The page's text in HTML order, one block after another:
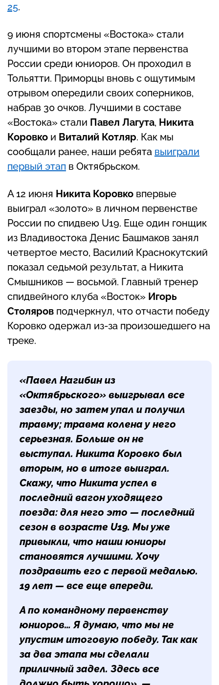
25.
9 июня спортсмены «Востока» стали
лучшими во втором этапе первенства
России среди юниоров. Он проходил в
Тольятти. Приморцы вновь с ощутимым
отрывом опередили своих соперников,
набрав 30 очков. Лучшими в составе
«Востока» стали Павел Лагута, Никита
Коровко и Виталий Котляр. Как мы
сообщали ранее, наши ребята выиграли
первый этап в Октябрьском.
А 12 июня Никита Коровко впервые
выиграл «золото» в личном первенстве
России по спидвею U19. Еще один гонщик
из Владивостока Денис Башмаков занял
четвертое место, Василий Краснокутский
показал седьмой результат, а Никита
Смышников — восьмой. Главный тренер
спидвейного клуба «Восток» Игорь
Столяров подчеркнул, что отчасти победу
Коровко одержал из-за произошедшего на
треке.
«Павел Нагибин из
«Октябрьского» выигрывал все
заезды, но затем упал и получил
травму; травма колена у него
серьезная. Больше он не
выступал. Никита Коровко был
вторым, но в итоге выиграл.
Скажу, что Никита успел в
последний вагон уходящего
поезда: для него это — последний
сезон в возрасте U19. Мы уже
привыкли, что наши юниоры
становятся лучшими. Хочу
поздравить его с первой медалью.
19 лет — все еще впереди.
А по командному первенству
юниоров… Я думаю, что мы не
упустим итоговую победу. Так как
за два этапа мы сделали
приличный задел. Здесь все